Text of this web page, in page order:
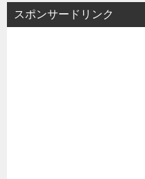
スポンサードリンク